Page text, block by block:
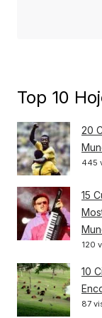
Top 10
20
445
15
120
10
87